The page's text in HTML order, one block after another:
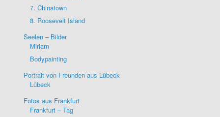
7. Chinatown
8. Roosevelt Island
Seelen – Bilder
Miriam
Bodypainting
Portrait von Freunden aus Lübeck
Lübeck
Fotos aus Frankfurt
Frankfurt – Tag